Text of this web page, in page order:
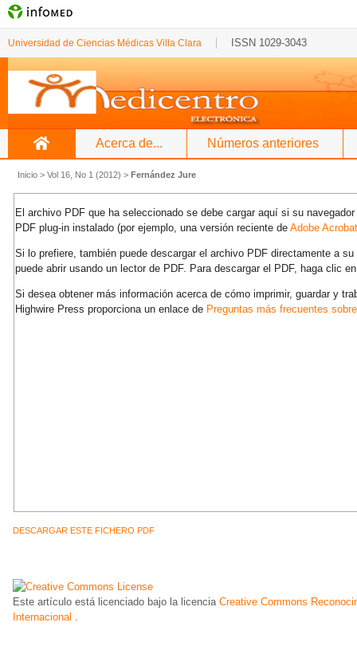
Universidad de Ciencias Médicas Villa Clara ISSN 1029-3043
Acerca de... Números anteriores
Inicio > Vol 16, No 1 (2012) > Fernández Jure
El archivo PDF que ha seleccionado se debe cargar aquí si su
PDF plug-in instalado (por ejemplo, una versión reciente de Adobe
Si lo prefiere, también puede descargar el archivo PDF directamente a su
puede abrir usando un lector de PDF. Para descargar el PDF, haga clic
Si desea obtener más información acerca de cómo imprimir, guardar y
Highwire Press proporciona un enlace de Preguntas más frecuentes
DESCARGAR ESTE FICHERO PDF
Este artículo está licenciado bajo la licencia Creative Commons
Internacional .